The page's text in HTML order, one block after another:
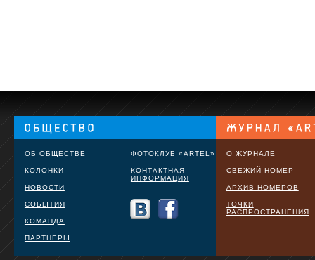
ОБ ОБЩЕСТВЕ
КОЛОНКИ
НОВОСТИ
СОБЫТИЯ
КОМАНДА
ПАРТНЕРЫ
ФОТОКЛУБ «ARTEL»
КОНТАКТНАЯ
ИНФОРМАЦИЯ
О ЖУРНАЛЕ
СВЕЖИЙ НОМЕР
АРХИВ НОМЕРОВ
ТОЧКИ
РАСПРОСТРАНЕНИЯ